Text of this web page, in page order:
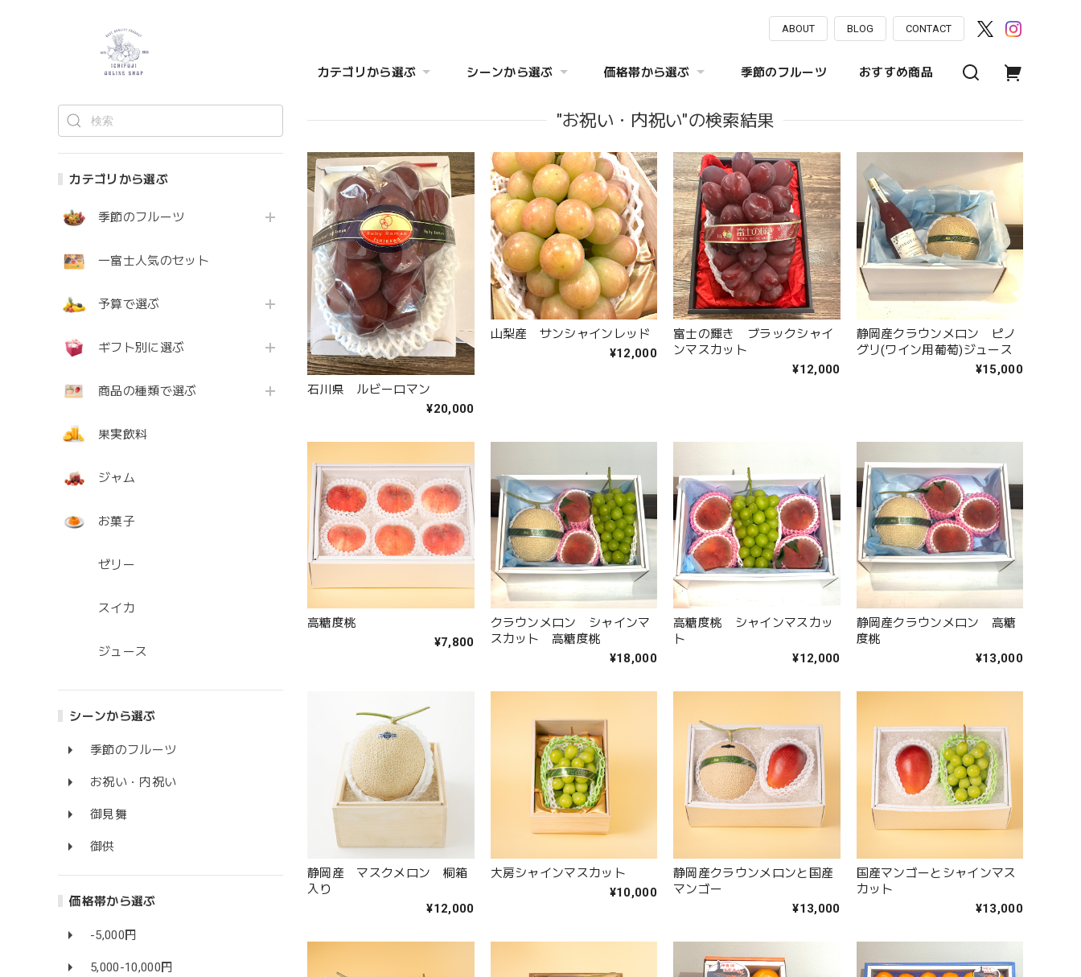
ABOUT BLOG CONTACT
カテゴリから選ぶ シーンから選ぶ 価格帯から選ぶ 季節のフルーツ おすすめ商品
カテゴリから選ぶ
季節のフルーツ
一富士人気のセット
予算で選ぶ
ギフト別に選ぶ
商品の種類で選ぶ
果実飲料
ジャム
お菓子
ゼリー
スイカ
ジュース
シーンから選ぶ
季節のフルーツ
お祝い・内祝い
御見舞
御供
価格帯から選ぶ
-5,000円
5,000-10,000円
"お祝い・内祝い"の検索結果
石川県 ルビーロマン
¥20,000
山梨産 サンシャインレッド
¥12,000
富士の輝き ブラックシャイ
ンマスカット
¥12,000
静岡産クラウンメロン ピノ
グリ(ワイン用葡萄)ジュース
¥15,000
高糖度桃
¥7,800
クラウンメロン シャインマ
スカット 高糖度桃
¥18,000
高糖度桃 シャインマスカッ
ト
¥12,000
静岡産クラウンメロン 高糖
度桃
¥13,000
静岡産 マスクメロン 桐箱
入り
¥12,000
大房シャインマスカット
¥10,000
静岡産クラウンメロンと国産
マンゴー
¥13,000
国産マンゴーとシャインマス
カット
¥13,000